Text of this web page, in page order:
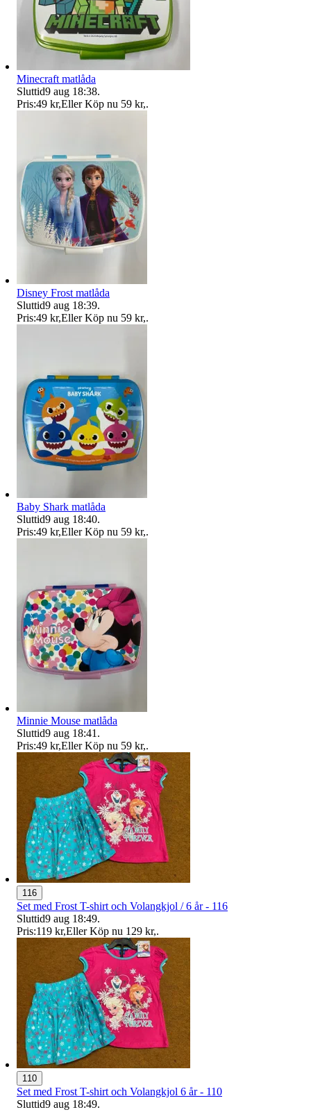
Minecraft matlåda
Sluttid9 aug 18:38.
Pris:49 kr,Eller Köp nu 59 kr,.
Disney Frost matlåda
Sluttid9 aug 18:39.
Pris:49 kr,Eller Köp nu 59 kr,.
Baby Shark matlåda
Sluttid9 aug 18:40.
Pris:49 kr,Eller Köp nu 59 kr,.
Minnie Mouse matlåda
Sluttid9 aug 18:41 .
Pris:49 kr,Eller Köp nu 59 kr,.
116
Set med Frost T-shirt och Volangkjol / 6 år - 116
Sluttid9 aug 18:49.
Pris:119 kr,Eller Köp nu 129 kr,.
110
Set med Frost T-shirt och Volangkjol 6 år - 110
Sluttid9 aug 18:49.